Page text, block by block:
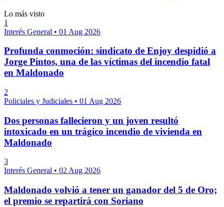
Lo más visto
1
Interés General • 01 Aug 2026
Profunda conmoción: sindicato de Enjoy despidió a
Jorge Pintos, una de las víctimas del incendio fatal
en Maldonado
2
Policiales y Judiciales • 01 Aug 2026
Dos personas fallecieron y un joven resultó
intoxicado en un trágico incendio de vivienda en
Maldonado
3
Interés General • 02 Aug 2026
Maldonado volvió a tener un ganador del 5 de Oro;
el premio se repartirá con Soriano